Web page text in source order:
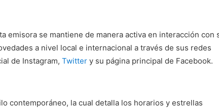
emisora se mantiene de manera activa en interacción con
a nivel local e internacional a través de sus redes
de Instagram, Twitter y su página principal de Facebook.
contemporáneo, la cual detalla los horarios y estrellas